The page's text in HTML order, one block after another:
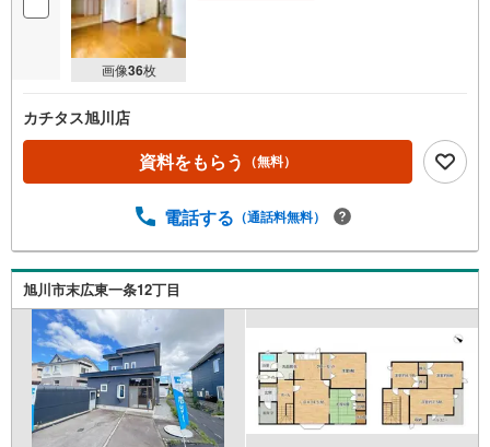
画像36枚
カチタス旭川店
資料をもらう （無料）
電話する （通話料無料）
旭川市末広東一条12丁目